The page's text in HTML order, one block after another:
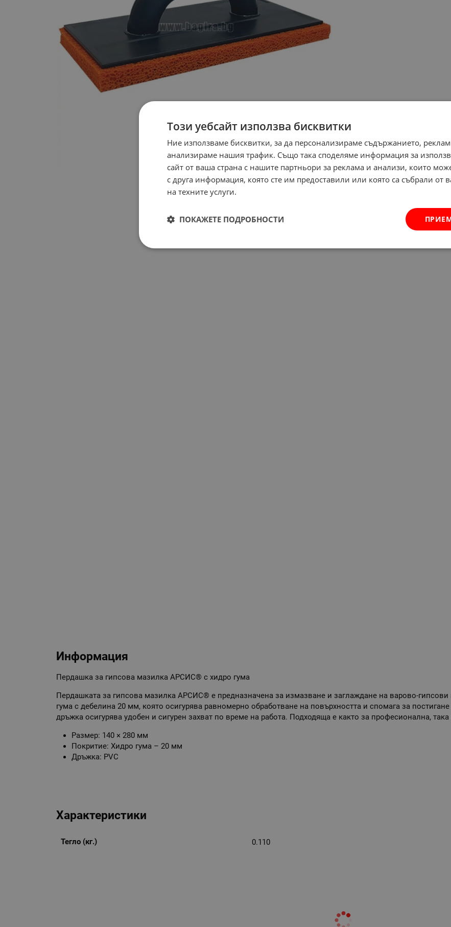
Информация
Пердашка за гипсова мазилка АРСИС® с хидро гума
Пердашката за гипсова мазилка АРСИС® е предназначена за измазване и заглаждане на варово-
гума с дебелина 20 мм, която осигурява равномерно обработване на повърхността и спомага за
дръжка осигурява удобен и сигурен захват по време на работа. Подходяща е както за професионална,
Размер: 140 × 280 мм
Покритие: Хидро гума – 20 мм
Дръжка: PVC
Характеристики
Тегло (кг.) 0.110
Този уебсайт използва бисквитки
Ние използваме бисквитки, за да персонализираме съдържанието,
анализираме нашия трафик. Също така споделяме информация за
сайт от ваша страна с нашите партньори за реклама и анализи, които
с друга информация, която сте им предоставили или която са събрали от
на техните услуги.
ПОКАЖЕТЕ ПОДРОБНОСТИ